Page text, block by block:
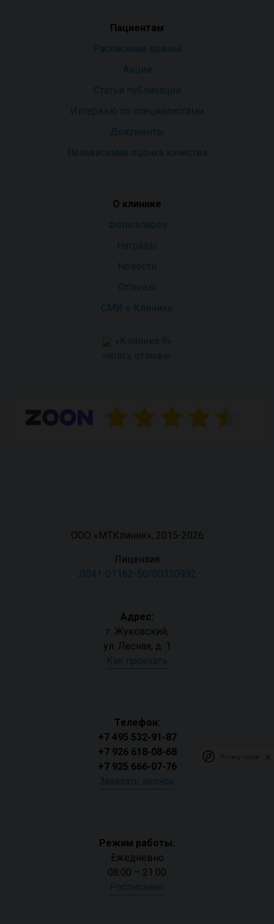
Пациентам
Расписание врачей
Акции
Статьи публикации
Интервью со специалистами
Документы
Независимая оценка качества
О клинике
Фотогалерея
Награды
Новости
Отзывы
СМИ о Клинике
«Клиника 9»
читать отзывы
ООО «МТКлиник», 2015-2026
Лицензия
Л041-01162-50/00320992
Адрес:
г. Жуковский,
ул. Лесная, д. 1
Как проехать
Телефон:
+7 495 532-91-87
+7 926 618-08-68
+7 925 666-07-76
Заказать звонок
Режим работы:
Ежедневно
08:00 – 21:00
Расписание